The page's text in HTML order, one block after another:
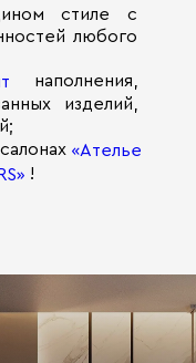
стиле с
любого
наполнения,
изделий,
«Ателье
!